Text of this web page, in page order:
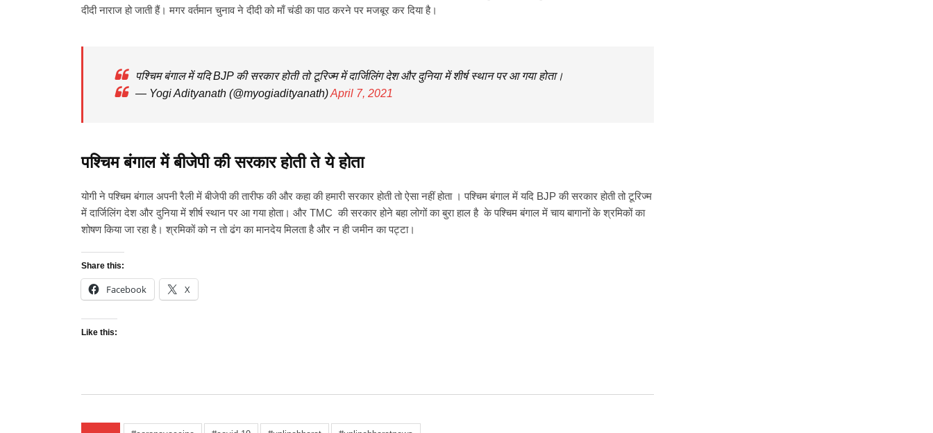
दीदी नाराज हो जाती हैं। मगर वर्तमान चुनाव ने दीदी को माँ चंडी का पाठ करने पर मजबूर कर दिया है।
पश्चिम बंगाल में यदि BJP की सरकार होती तो टूरिज्म में दार्जिलिंग देश और दुनिया में शीर्ष स्थान पर आ गया होता।
— Yogi Adityanath (@myogiadityanath)April 7, 2021
पश्चिम बंगाल में बीजेपी की सरकार होती ते ये होता
योगी ने पश्चिम बंगाल अपनी रैली में बीजेपी की तारीफ की और कहा की हमारी सरकार होती तो ऐसा नहीं होता । पश्चिमबंगाल में यदि BJP की सरकार होती तो टूरिज्म
में दार्जिलिंग देश और दुनिया में शीर्ष स्थान पर आ गया होता। और TMC की सरकार होने बहा लोगों का बुरा हाल है के पश्चिम बंगाल में चाय बागानों के श्रमिकों का
शोषण किया जा रहा है। श्रमिकों को न तो ढंग का मानदेय मिलता है और न ही जमीन का पट्टा।
Share this:
Facebook X
Like this: